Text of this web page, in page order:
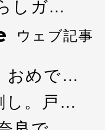
しガ…
ウェブ記事
おめで…
し。戸…